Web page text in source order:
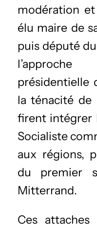
modération
élu maire de
puis député
présidentielle
la ténacité de
firent intégrer
Socialiste
aux régions,
du premier
Mitterrand.
Ces attaches